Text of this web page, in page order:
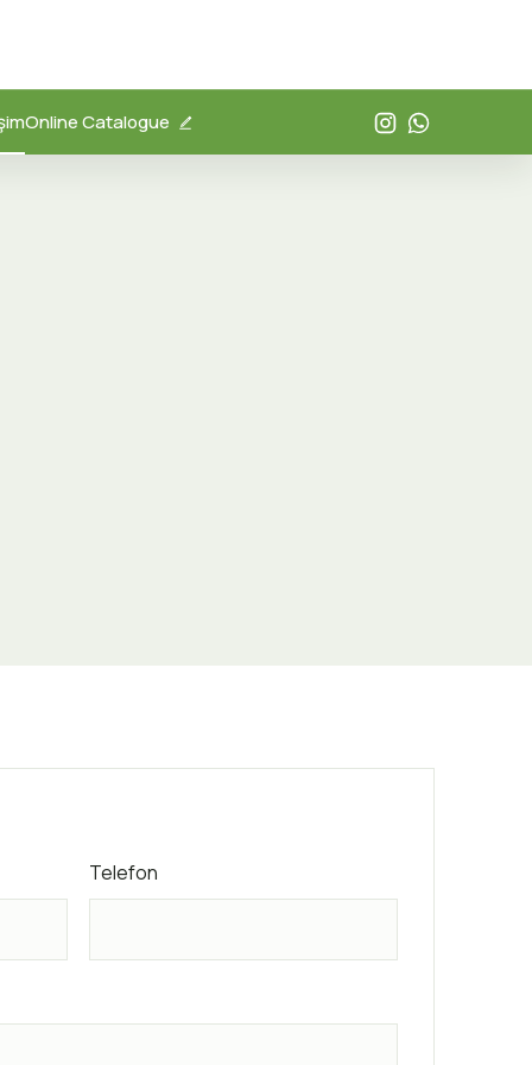
Online Catalogue
Telefon